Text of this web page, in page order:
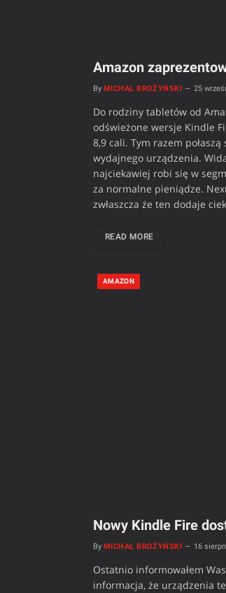
Amazon
By MICHAŁ BROŻYŃSKI 25
Do rodziny tabletów od
odświeżone wersje Kindle
8,9 cali. Tym razem
wydajnego urządzenia.
najciekawiej robi się w
za normalne pieniądze.
zwłaszcza że ten dodaje
READ MORE
AMAZON
Nowy Kindle Fire
By MICHAŁ BROŻYŃSKI 16
Ostatnio informowałem
informacja, że urządzenia